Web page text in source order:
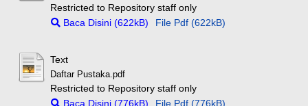
Restricted to Repository staff only
Baca Disini (622kB)
File Pdf (622kB)
Text
Daftar Pustaka.pdf
Restricted to Repository staff only
Baca Disini (776kB)
File Pdf (776kB)